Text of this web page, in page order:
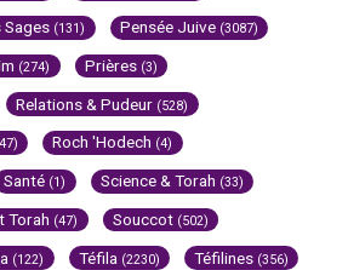
Sages (131) Pensée Juive (3087)
(274) Prières (3)
Relations & Pudeur (528)
Roch 'Hodech (4)
Santé (1) Science & Torah (33)
Torah (47) Souccot (502)
(122) Téfila (2230) Téfilines (356)